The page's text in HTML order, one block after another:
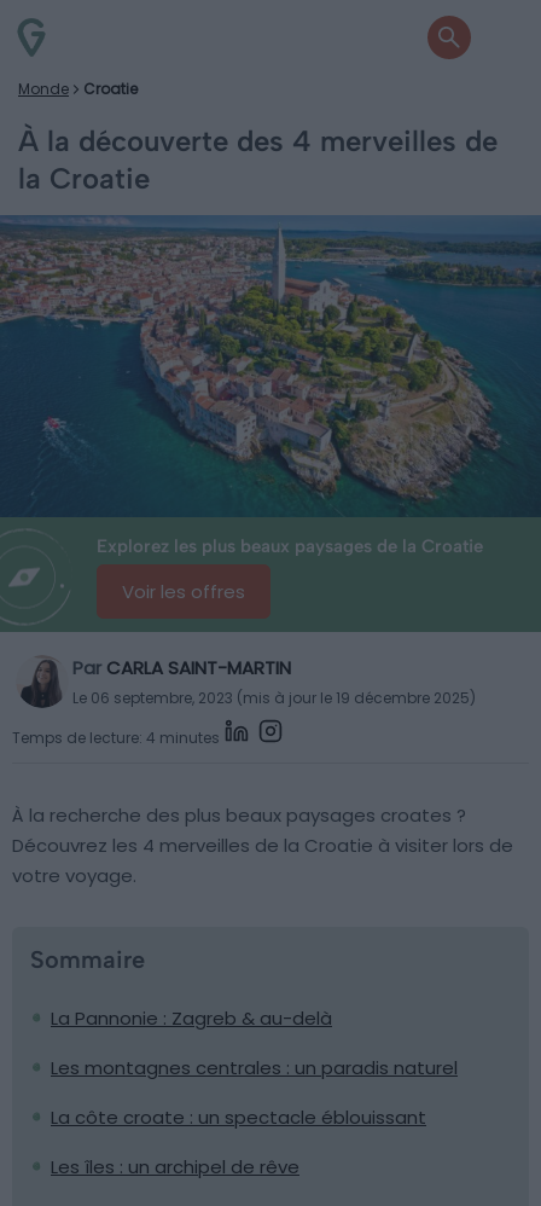
Monde Croatie
À la découverte des 4 merveilles de
la Croatie
Explorez les plus beaux paysages de la Croatie
Voir les offres
Par CARLA SAINT-MARTIN
Le 06 septembre, 2023 (mis à jour le 19 décembre 2025)
Temps de lecture: 4 minutes
À la recherche des plus beaux paysages croates ?
Découvrez les 4 merveilles de la Croatie à visiter lors de
votre voyage.
Sommaire
La Pannonie : Zagreb & au-delà
Les montagnes centrales : un paradis naturel
La côte croate : un spectacle éblouissant
Les îles : un archipel de rêve